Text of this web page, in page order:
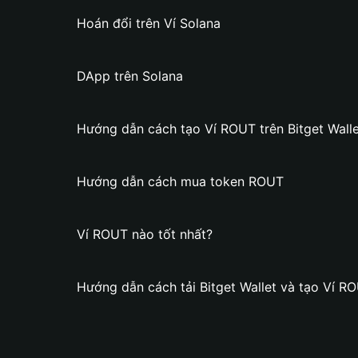
Hoán đổi trên Ví Solana
DApp trên Solana
Hướng dẫn cách tạo Ví ROUT trên Bitget
Hướng dẫn cách mua token ROUT
Ví ROUT nào tốt nhất?
Hướng dẫn cách tải Bitget Wallet và tạo Ví